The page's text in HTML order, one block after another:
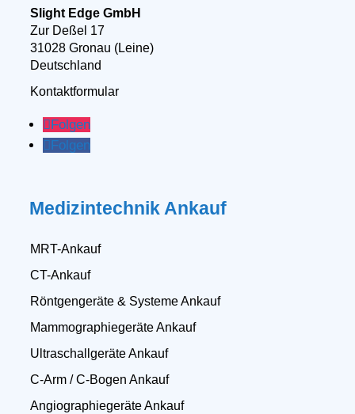
Slight Edge GmbH
Zur Deßel 17
31028 Gronau (Leine)
Deutschland
Kontaktformular
Folgen
Folgen
Medizintechnik Ankauf
MRT-Ankauf
CT-Ankauf
Röntgengeräte & Systeme Ankauf
Mammographiegeräte Ankauf
Ultraschallgeräte Ankauf
C-Arm / C-Bogen Ankauf
Angiographiegeräte Ankauf